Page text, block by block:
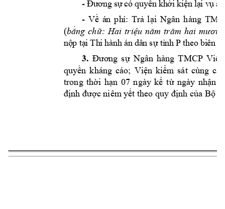
- Đương sựcó quyền khởi kiện lại vụ
- Về án phí: Trả lại Ngân hàng
(bằng chữ: Hai triệu năm trăm hai mươi
nộp tại Thi hành án dân sự tỉnh P theo biên
3. Đương sự Ngân hàng TMCP Việt
quyền kháng cáo; Viện kiểm sát cùng
trong thời hạn 07 ngày kể từ ngày nhận
định được niêm yết theo quy định của Bộ